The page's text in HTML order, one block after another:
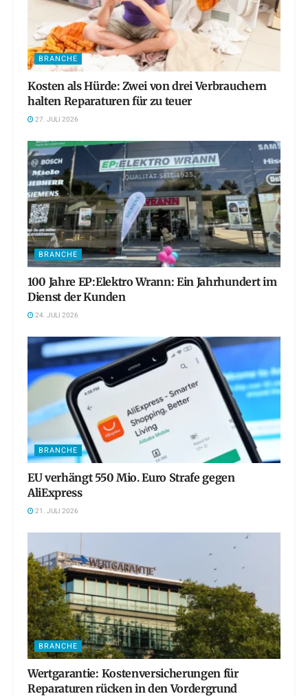
BRANCHE
Kosten als Hürde: Zwei von drei Verbrauchern
halten Reparaturen für zu teuer
27. JULI 2026
BRANCHE
100 Jahre EP:Elektro Wrann: Ein Jahrhundert im
Dienst der Kunden
24. JULI 2026
BRANCHE
EU verhängt 550 Mio. Euro Strafe gegen
AliExpress
21. JULI 2026
BRANCHE
Wertgarantie: Kostenversicherungen für
Reparaturen rücken in den Vordergrund